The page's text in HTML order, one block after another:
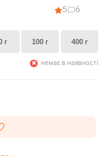
5 6
г 100 г 400 г
немає в наявності